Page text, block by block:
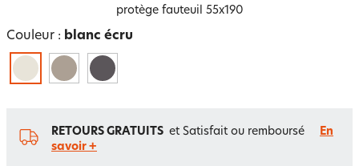
protège fauteuil 55x190
Couleur : blanc écru
RETOURS GRATUITS et Satisfait ou remboursé
En
savoir +